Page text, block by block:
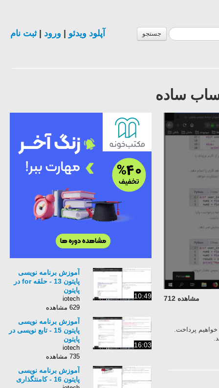
جستجو آپلود ویدئو ورود |ثبت نام
مشاهده 712
پرداخت.
10:49
آموزش برنامه نویسی
پایتون 13 - حلقه for در
پایتون
iotech
629 مشاهده
16:03
آموزش برنامه نویسی
پایتون 15 - تابع نویسی در
پایتون
iotech
735 مشاهده
آموزش برنامه نویسی
پایتون 16 - کامنتگذاری